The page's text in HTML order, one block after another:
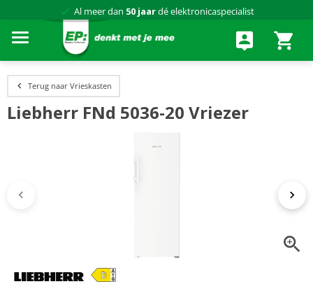
Al meer dan 50 jaardé elektronicaspecialist
Terug naar Vrieskasten
Liebherr FNd 5036-20 Vriezer